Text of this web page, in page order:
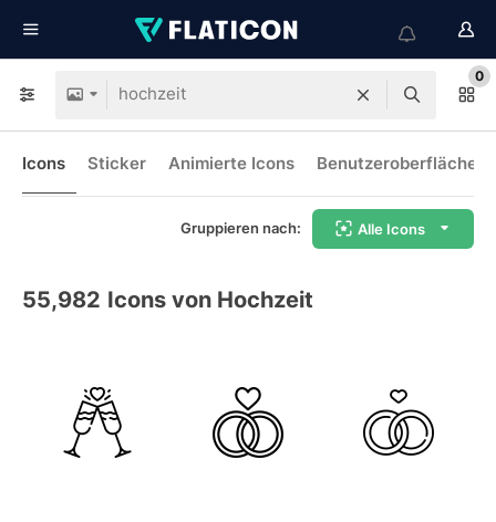
0
Icons Sticker Animierte Icons
Gruppieren nach: Alle Icons
55,982 Icons von Hochzeit